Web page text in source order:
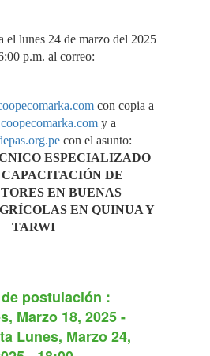
el lunes 24 de marzo del 2025
p.m. al correo:
con copia a
y a
con el asunto:
ESPECIALIZADO
DE
EN BUENAS
EN QUINUA Y
TARWI
postulación :
Marzo 18, 2025 -
Lunes, Marzo 24,